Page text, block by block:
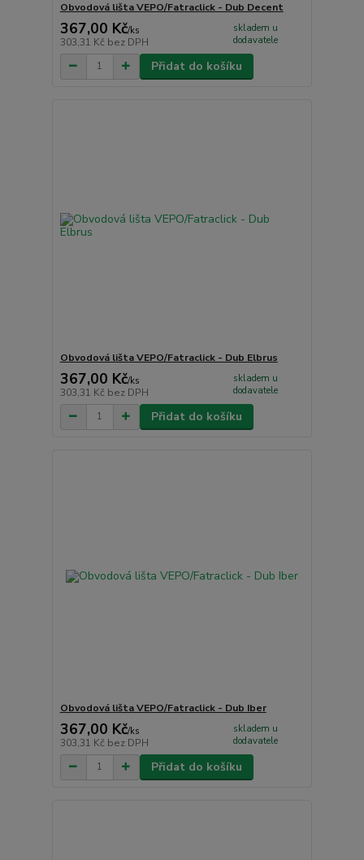
Obvodová lišta VEPO/Fatraclick - Dub Decent
367,00 Kč/ks
303,31 Kč bez DPH
skladem u
dodavatele
Přidat do košíku
Obvodová lišta VEPO/Fatraclick - Dub Elbrus
367,00 Kč/ks
303,31 Kč bez DPH
skladem u
dodavatele
Přidat do košíku
Obvodová lišta VEPO/Fatraclick - Dub Iber
367,00 Kč/ks
303,31 Kč bez DPH
skladem u
dodavatele
Přidat do košíku